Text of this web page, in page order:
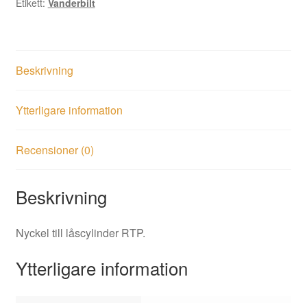
Etikett: Vanderbilt
Beskrivning
Ytterligare information
Recensioner (0)
Beskrivning
Nyckel till låscylinder RTP.
Ytterligare information